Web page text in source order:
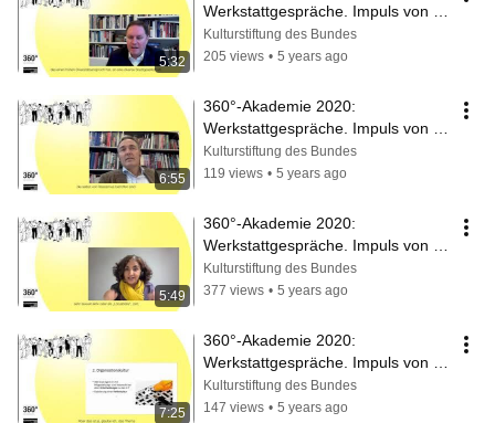
5:32
Werkstattgespräche. Impuls von
Carsten Brosda
Kulturstiftung des Bundes
205 views • 5 years ago
6:55
360°-Akademie 2020:
Werkstattgespräche. Impuls von
Jan Gerchow
Kulturstiftung des Bundes
119 views • 5 years ago
5:49
360°-Akademie 2020:
Werkstattgespräche. Impuls von
Delal Atmaca
Kulturstiftung des Bundes
377 views • 5 years ago
7:25
360°-Akademie 2020:
Werkstattgespräche. Impuls von
Danilo Vetter
Kulturstiftung des Bundes
147 views • 5 years ago